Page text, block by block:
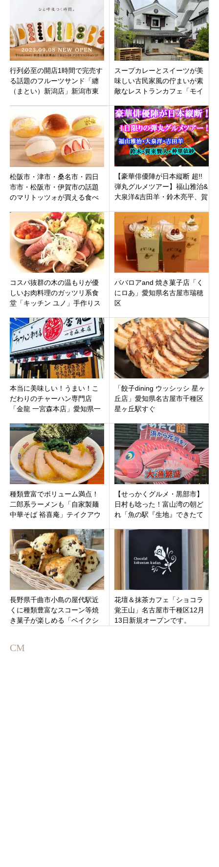
行列必至の開店1時間で完売す
る話題のフルーツサンド「纏
（まとい）新潟店」新潟市東
スープカレーとスイーツが美
味しい古民家風の佇まいが素
敵なレストランカフェ「モイ
市中央
松阪市・津市・桑名市・四日
市市・松阪市・伊賀市の話題
のマリトッツォが買える食べ
リー１０選【三重県】
【豪華俳優陣が日本縦断 超!!
弾丸グルメツアー】福山雅治&
大泉洋&吉田羊・鈴木亮平、賀
クも
コスパ抜群の木の温もりが優
しいお肉料理のガッツリ系食
堂「キッチン ユノ」手作りス
西
ババロアand 焼き菓子店「く
にロあ」愛知県名古屋市瑞穂
区
本当に美味しい！うまい！こ
だわりのチャーハン専門店
「金龍 一宮森本店」愛知県一
「餃子dining ウッシッシ 星ヶ
丘店」愛知県名古屋市千種区
星ヶ丘駅すぐ
種類豊富でボリューム満点！
二郎系ラーメンも「自家製麺
中華そば 裕喜庵」テイクアウ
【せっかくグルメ・黒部市】
日村も唸った！富山湾の朝ど
れ「魚の駅『生地』できたて
の極上海鮮丼。
長野県千曲市小島の屋代駅近
くに種類豊富なスコーン等焼
き菓子が楽しめる「ベイクシ
花壇＆抹茶カフェ「ショコラ
覚王山」名古屋市千種区12月
13日新規オープンです。
CM